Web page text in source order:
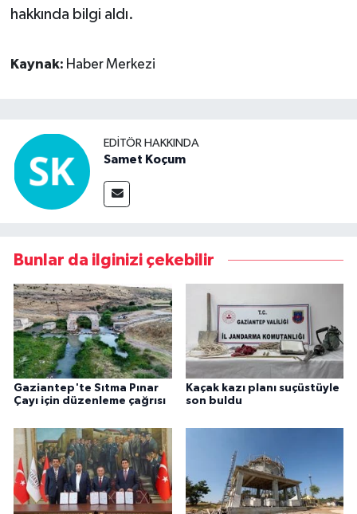
hakkında bilgi aldı.
Kaynak: Haber Merkezi
EDITÖR HAKKINDA
Samet Koçum
Bunlar da ilginizi çekebilir
Gaziantep'te Sıtma Pınar
Çayı için düzenleme çağrısı
Kaçak kazı planı suçüstüyle
son buldu